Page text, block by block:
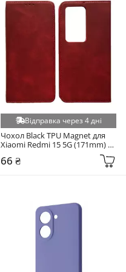
Відправка через 4 дні
Чохол Black TPU Magnet для
Xiaomi Redmi 15 5G (171mm)
66 ₴